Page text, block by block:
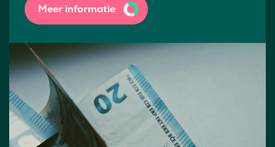
Meer informatie